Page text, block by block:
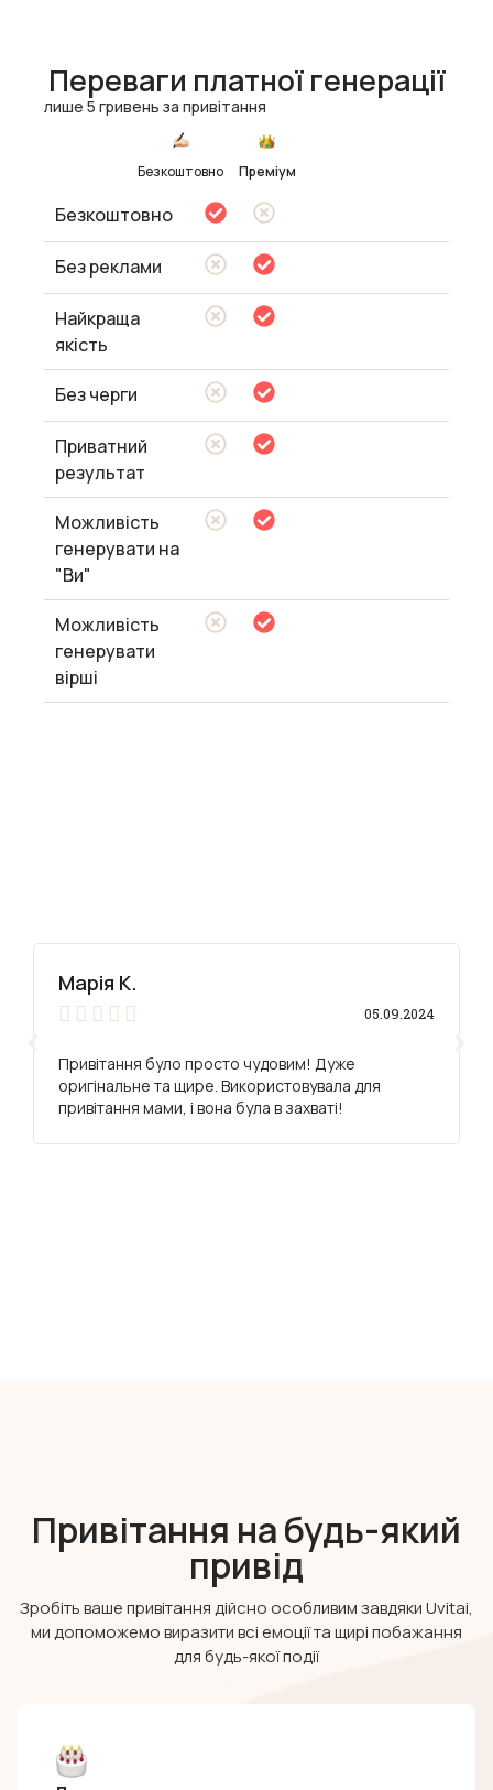
Переваги платної генерації
лише 5 гривень за привітання
Безкоштовно Преміум
Безкоштовно
Без реклами
Найкраща
якість
Без черги
Приватний
результат
Можливість
генерувати на
"Ви"
Можливість
генерувати
вірші
Марія К.
     05.09.2024
Привітання було просто чудовим! Дуже
оригінальне та щире. Використовувала для
привітання мами, і вона була в захваті!
Привітання на будь-який
привід
Зробіть ваше привітання дійсно особливим завдяки Uvitai,
ми допоможемо виразити всі емоції та щирі побажання
для будь-якої події